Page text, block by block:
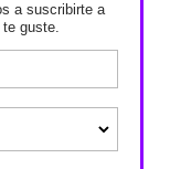
a suscribirte a
guste.